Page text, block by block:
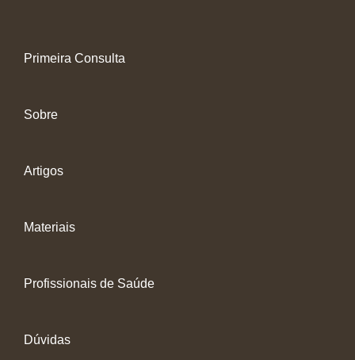
Primeira Consulta
Sobre
Artigos
Materiais
Profissionais de Saúde
Dúvidas